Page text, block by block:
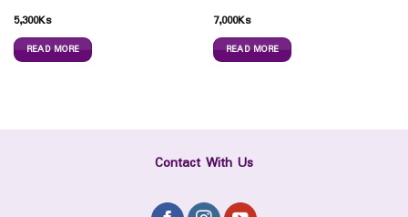
5,300Ks
READ MORE
7,000Ks
READ MORE
Contact With Us